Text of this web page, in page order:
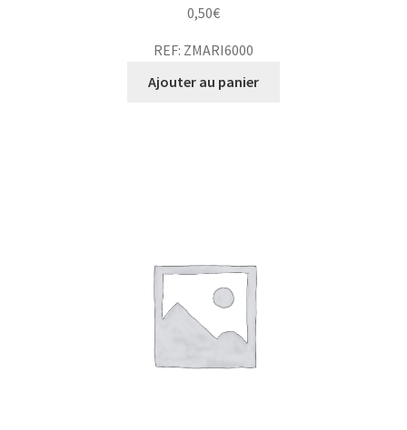
0,50€
REF: ZMARI6000
Ajouter au panier